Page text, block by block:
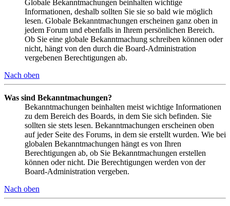
Globale Bekanntmachungen beinhalten wichtige
Informationen, deshalb sollten Sie sie so bald wie möglich
lesen. Globale Bekanntmachungen erscheinen ganz oben in
jedem Forum und ebenfalls in Ihrem persönlichen Bereich.
Ob Sie eine globale Bekanntmachung schreiben können oder
nicht, hängt von den durch die Board-Administration
vergebenen Berechtigungen ab.
Nach oben
Was sind Bekanntmachungen?
Bekanntmachungen beinhalten meist wichtige Informationen
zu dem Bereich des Boards, in dem Sie sich befinden. Sie
sollten sie stets lesen. Bekanntmachungen erscheinen oben
auf jeder Seite des Forums, in dem sie erstellt wurden. Wie bei
globalen Bekanntmachungen hängt es von Ihren
Berechtigungen ab, ob Sie Bekanntmachungen erstellen
können oder nicht. Die Berechtigungen werden von der
Board-Administration vergeben.
Nach oben